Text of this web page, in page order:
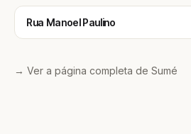
Rua Manoel Paulino
→ Ver a página completa de Sumé